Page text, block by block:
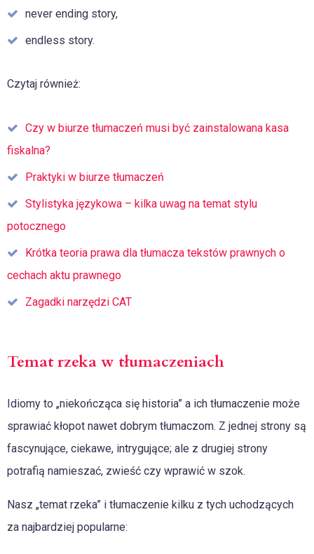
never ending story,
endless story.
Czytaj również:
Czy w biurze tłumaczeń musi być zainstalowana kasa
fiskalna?
Praktyki w biurze tłumaczeń
Stylistyka językowa – kilka uwag na temat stylu
potocznego
Krótka teoria prawa dla tłumacza tekstów prawnych o
cechach aktu prawnego
Zagadki narzędzi CAT
Temat rzeka w tłumaczeniach
Idiomy to „niekończąca się historia” a ich tłumaczenie może
sprawiać kłopot nawet dobrym tłumaczom. Z jednej strony są
fascynujące, ciekawe, intrygujące; ale z drugiej strony
potrafią namieszać, zwieść czy wprawić w szok.
Nasz „temat rzeka” i tłumaczenie kilku z tych uchodzących
za najbardziej popularne: